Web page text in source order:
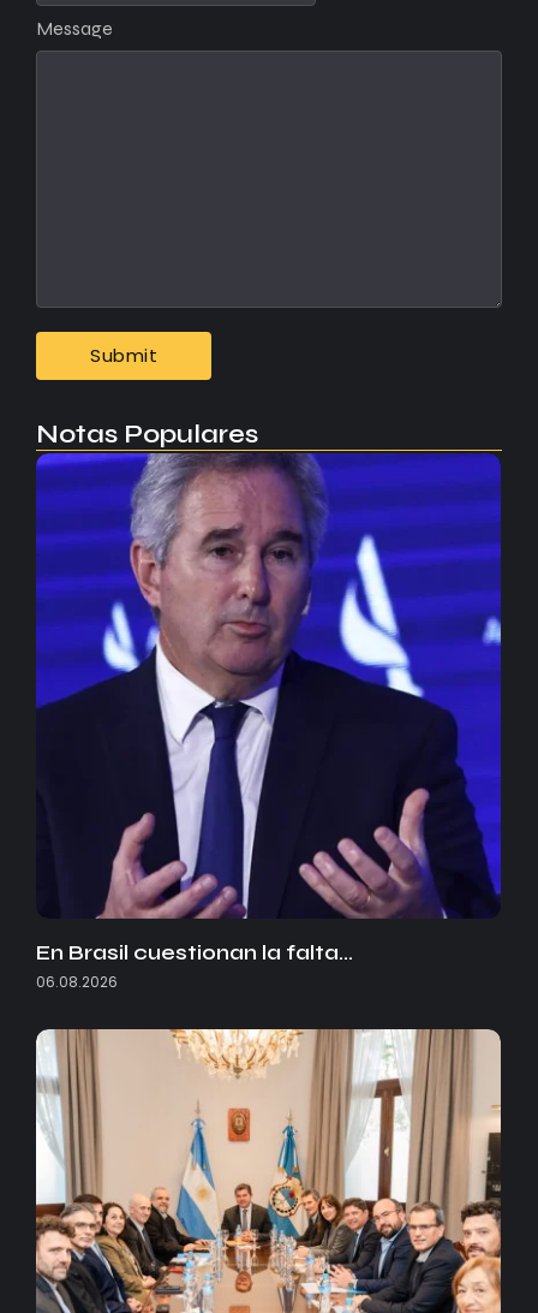
Message
Notas Populares
En Brasil cuestionan la falta…
06.08.2026